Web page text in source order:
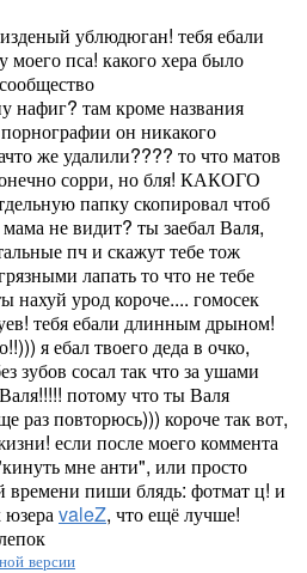
ублюдюган! тебя ебали
моего пса! какого хера было
нафиг? там кроме названия
он никакого
же удалили???? то что матов
сорри, но бля! КАКОГО
папку скопировал чтоб
не видит? ты заебал Валя,
пч и скажут тебе тож
лапать то что не тебе
нахуй урод короче.... гомосек
тебя ебали длинным дрыном!
я ебал твоего деда в очко,
зубов сосал так что за ушами
потому что ты Валя
раз повторюсь))) короче так вот,
если после моего коммента
мне анти", или просто
времени пиши блядь: фотмат ц! и
юзераvaleZ, что ещё лучше!
версии